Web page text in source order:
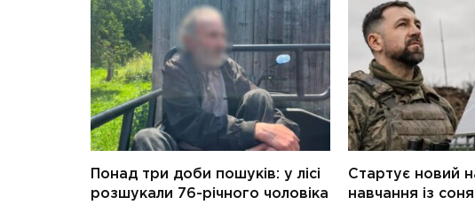
Понад три доби пошуків: у лісі
розшукали 76-річного чоловіка
Стартує новий
навчання із